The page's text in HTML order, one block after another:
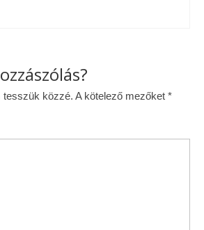
tesszük közzé. A kötelező mezőket *